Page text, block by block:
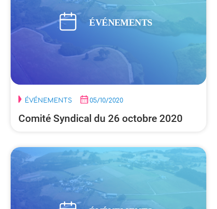
ÉVÉNEMENTS 05/10/2020
Comité Syndical du 26 octobre 2020